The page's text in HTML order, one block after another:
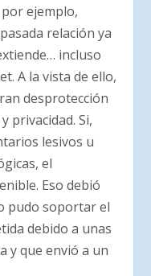
ejemplo,
relación ya
incluso
A la vista de ello,
desprotección
privacidad. Si,
lesivos u
el
Eso debió
pudo soportar el
debido a unas
y que envió a un